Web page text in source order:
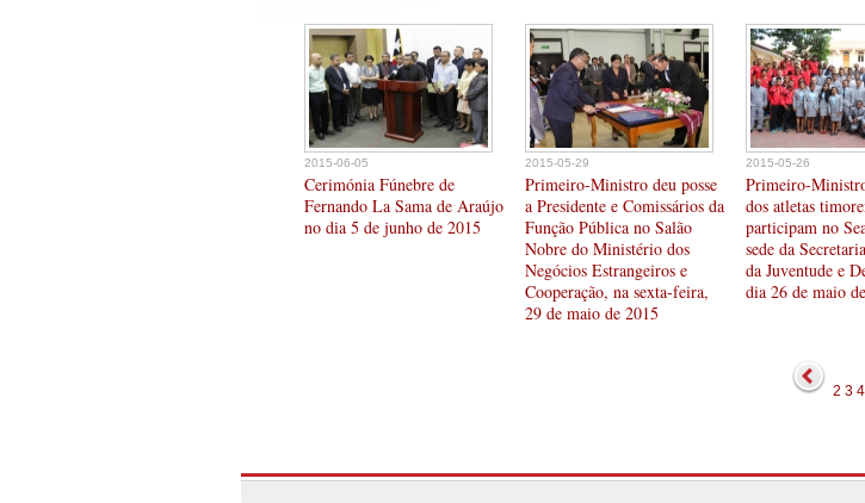
2015-06-05
Cerimónia Fúnebre de
Fernando La Sama de Araújo
no dia 5 de junho de 2015
2015-05-29
Primeiro-Ministro deu posse
a Presidente e Comissários da
Função Pública no Salão
Nobre do Ministério dos
Negócios Estrangeiros e
Cooperação, na sexta-feira,
29 de maio de 2015
2015-05-26
Primeiro-
dos atletas
participam no
sede da
da Juventude e
dia 26 de maio
2 3 4